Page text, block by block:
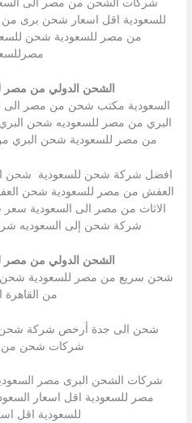
شركات الشحن من مصر الى
للسعودية اقل اسعار شحن برى
من مصر للسعودية شحن
الشحن الدولي من مصر
السعودية مكتب شحن من مصر الى
البري من مصر للسعوديه شحن
من مصر للسعودية شحن البري
افضل شركة شحن للسعودية شحن
العفش من مصر للسعودية شحن
الاثاث من مصر الى السعودية
شركة شحن إلى السعوديه
الشحن الدولي من مصر
شحن سريع من مصر للسعودية شحن
من القاهرة
شحن الى جدة أرخص شركة شحن
شركات شحن من
شركات الشحن البرى مصر
مصر للسعودية اقل اسعار
للسعودية اقل